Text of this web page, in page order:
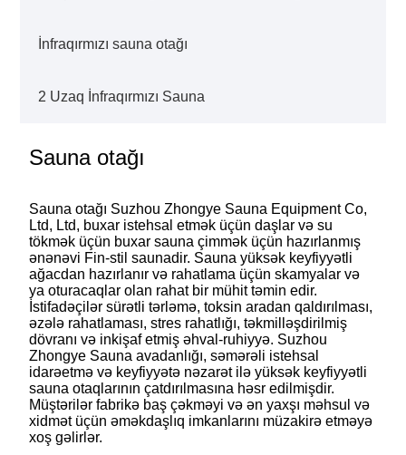
İnfraqırmızı sauna otağı
2 Uzaq İnfraqırmızı Sauna
Sauna otağı
Sauna otağı Suzhou Zhongye Sauna Equipment Co,
Ltd, Ltd, buxar istehsal etmək üçün daşlar və su
tökmək üçün buxar sauna çimmək üçün hazırlanmış
ənənəvi Fin-stil saunadir. Sauna yüksək keyfiyyətli
ağacdan hazırlanır və rahatlama üçün skamyalar və
ya oturacaqlar olan rahat bir mühit təmin edir.
İstifadəçilər sürətli tərləmə, toksin aradan qaldırılması,
əzələ rahatlaması, stres rahatlığı, təkmilləşdirilmiş
dövranı və inkişaf etmiş əhval-ruhiyyə. Suzhou
Zhongye Sauna avadanlığı, səmərəli istehsal
idarəetmə və keyfiyyətə nəzarət ilə yüksək keyfiyyətli
sauna otaqlarının çatdırılmasına həsr edilmişdir.
Müştərilər fabrikə baş çəkməyi və ən yaxşı məhsul və
xidmət üçün əməkdaşlıq imkanlarını müzakirə etməyə
xoş gəlirlər.